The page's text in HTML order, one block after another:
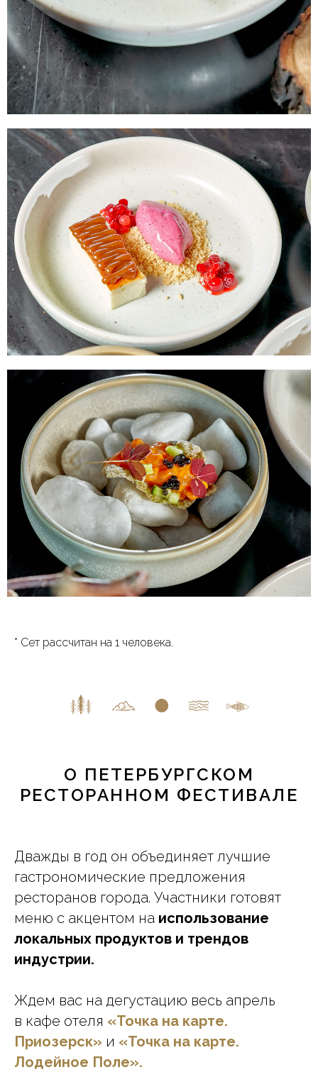
* Сет рассчитан на 1 человека.
О ПЕТЕРБУРГСКОМ
РЕСТОРАННОМ ФЕСТИВАЛЕ
Дважды в год он объединяет лучшие
гастрономические предложения
ресторанов города. Участники готовят
меню с акцентом на использование
локальных продуктов и трендов
индустрии.
Ждем вас на дегустацию весь апрель
в кафе отеля «Точка на карте.
Приозерск» и «Точка на карте.
Лодейное Поле».